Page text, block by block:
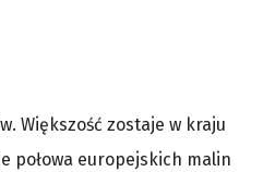
Większość zostaje w kraju
połowa europejskich malin